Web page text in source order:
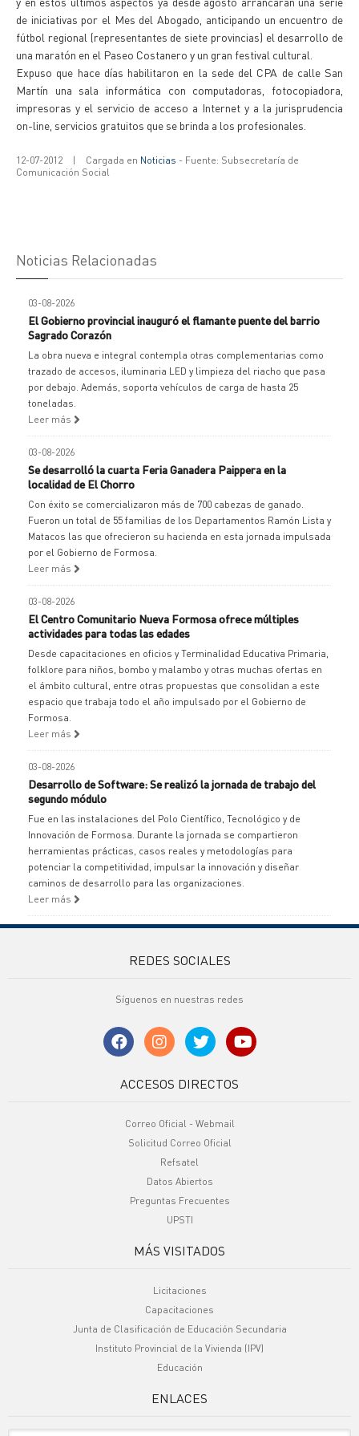
de iniciativas por el Mes del Abogado, anticipando un encuentro de
fútbol regional (representantes de siete provincias) el desarrollo de
una maratón en el Paseo Costanero y un gran festival cultural.
Expuso que hace días habilitaron en la sede del CPA de calle San
Martín una sala informática con computadoras, fotocopiadora,
impresoras y el servicio de acceso a Internet y a la jurisprudencia
on-line, servicios gratuitos que se brinda a los profesionales.
12-07-2012 | Cargada en Noticias - Fuente: Subsecretaría de
Comunicación Social
Noticias Relacionadas
03-08-2026
El Gobierno provincial inauguró el flamante puente del barrio
Sagrado Corazón
La obra nueva e integral contempla otras complementarias como
trazado de accesos, iluminaria LED y limpieza del riacho que pasa
por debajo. Además, soporta vehículos de carga de hasta 25
toneladas.
Leer más
03-08-2026
Se desarrolló la cuarta Feria Ganadera Paippera en la
localidad de El Chorro
Con éxito se comercializaron más de 700 cabezas de ganado.
Fueron un total de 55 familias de los Departamentos Ramón Lista y
Matacos las que ofrecieron su hacienda en esta jornada impulsada
por el Gobierno de Formosa.
Leer más
03-08-2026
El Centro Comunitario Nueva Formosa ofrece múltiples
actividades para todas las edades
Desde capacitaciones en oficios y Terminalidad Educativa Primaria,
folklore para niños, bombo y malambo y otras muchas ofertas en
el ámbito cultural, entre otras propuestas que consolidan a este
espacio que trabaja todo el año impulsado por el Gobierno de
Formosa.
Leer más
03-08-2026
Desarrollo de Software: Se realizó la jornada de trabajo del
segundo módulo
Fue en las instalaciones del Polo Científico, Tecnológico y de
Innovación de Formosa. Durante la jornada se compartieron
herramientas prácticas, casos reales y metodologías para
potenciar la competitividad, impulsar la innovación y diseñar
caminos de desarrollo para las organizaciones.
Leer más
REDES SOCIALES
Síguenos en nuestras redes
ACCESOS DIRECTOS
Correo Oficial - Webmail
Solicitud Correo Oficial
Refsatel
Datos Abiertos
Preguntas Frecuentes
UPSTI
MÁS VISITADOS
Licitaciones
Capacitaciones
Junta de Clasificación de Educación Secundaria
Instituto Provincial de la Vivienda (IPV)
Educación
ENLACES